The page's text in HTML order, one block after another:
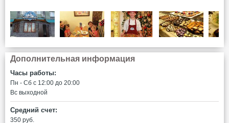
Дополнительная информация
Часы работы:
Пн - Сб c 12:00 до 20:00
Вс выходной
Средний счет:
350 руб.